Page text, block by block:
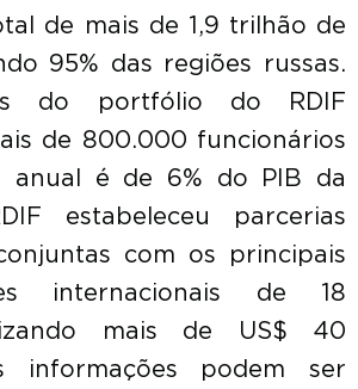
de mais de 1,9 trilhão de
95% das regiões russas.
do portfólio do RDIF
de 800.000 funcionários
anual é de 6% do PIB da
estabeleceu parcerias
com os principais
internacionais de 18
mais de US$ 40
informações podem ser